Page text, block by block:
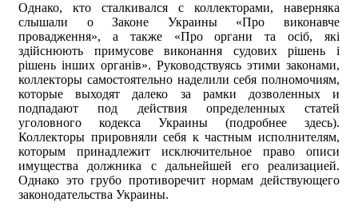
Однако, кто сталкивался с коллекторами, наверняка
слышали о Законе Украины «Про виконавче
провадження», а также «Про органи та осіб, які
здійснюють примусове виконання судових рішень і
рішень інших органів». Руководствуясь этими законами,
коллекторы самостоятельно наделили себя полномочиям,
которые выходят далеко за рамки дозволенных и
подпадают под действия определенных статей
уголовного кодекса Украины (подробнее здесь).
Коллекторы прировняли себя к частным исполнителям,
которым принадлежит исключительное право описи
имущества должника с дальнейшей его реализацией.
Однако это грубо противоречит нормам действующего
законодательства Украины.